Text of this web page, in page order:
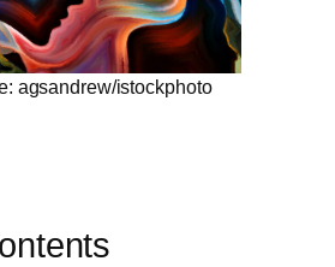
agsandrew/istockphoto